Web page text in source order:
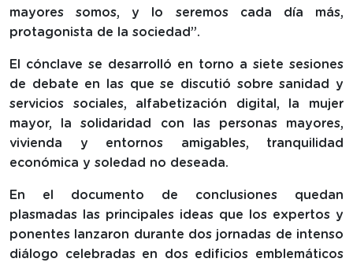
mayores somos, y lo seremos cada día más,
protagonista de la sociedad”.
El cónclave se desarrolló en torno a siete sesiones
de debate en las que se discutió sobre sanidad y
servicios sociales, alfabetización digital, la mujer
mayor, la solidaridad con las personas mayores,
vivienda y entornos amigables, tranquilidad
económica y soledad no deseada.
En el documento de conclusiones quedan
plasmadas las principales ideas que los expertos y
ponentes lanzaron durante dos jornadas de intenso
diálogo celebradas en dos edificios emblemáticos